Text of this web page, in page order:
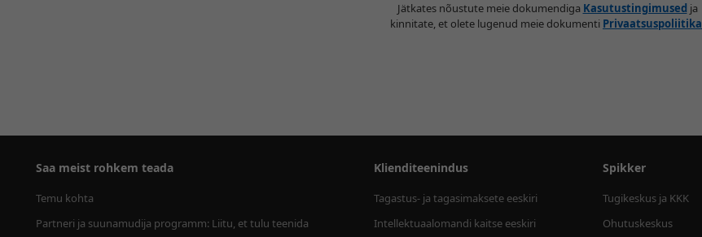
Jätkates nõustute meie dokumendiga Kasutustingimused ja
kinnitate, et olete lugenud meie dokumenti Privaatsuspoliitika
Saa meist rohkem teada
Temu kohta
Partneri ja suunamudija programm: Liitu, et tulu teenida
Klienditeenindus
Tagastus- ja tagasimaksete eeskiri
Intellektuaalomandi kaitse eeskiri
Spikker
Tugikeskus ja KKK
Ohutuskeskus